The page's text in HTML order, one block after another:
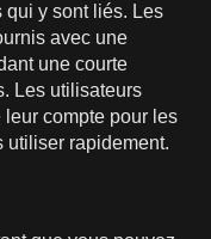
qui y sont liés. Les
avec une
une courte
Les utilisateurs
compte pour les
utiliser rapidement.